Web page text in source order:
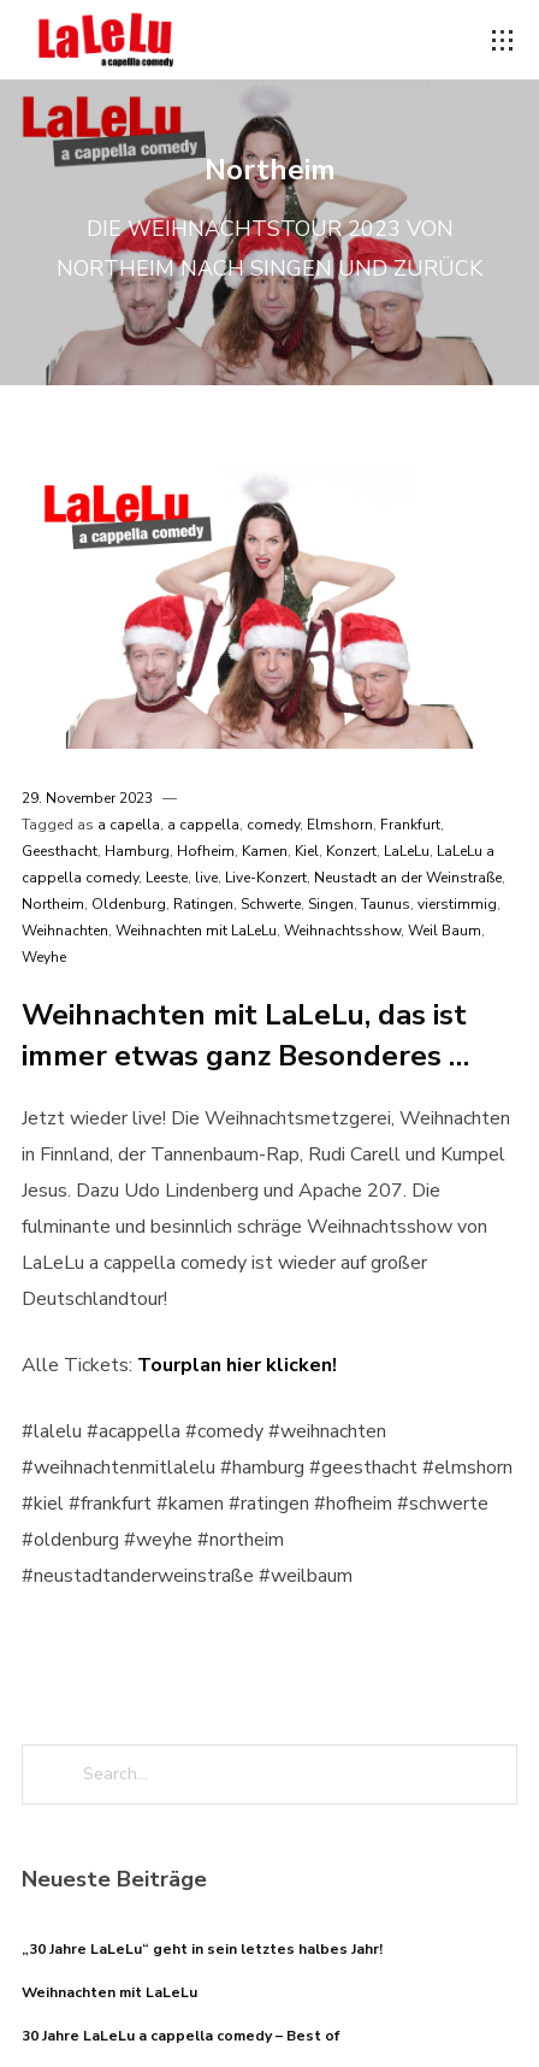
Northeim
DIE WEIHNACHTSTOUR 2023 VON
NORTHEIM NACH SINGEN UND ZURÜCK
29. November 2023
Tagged as a capella, a cappella, comedy, Elmshorn, Frankfurt,
Geesthacht, Hamburg, Hofheim, Kamen, Kiel, Konzert, LaLeLu, LaLeLu a
cappella comedy, Leeste, live, Live-Konzert, Neustadt an der Weinstraße,
Northeim, Oldenburg, Ratingen, Schwerte, Singen, Taunus, vierstimmig,
Weihnachten, Weihnachten mit LaLeLu, Weihnachtsshow, Weil Baum,
Weyhe
Weihnachten mit LaLeLu, das ist
immer etwas ganz Besonderes …
Jetzt wieder live! Die Weihnachtsmetzgerei, Weihnachten
in Finnland, der Tannenbaum-Rap, Rudi Carell und Kumpel
Jesus. Dazu Udo Lindenberg und Apache 207. Die
fulminante und besinnlich schräge Weihnachtsshow von
LaLeLu a cappella comedy ist wieder auf großer
Deutschlandtour!
Alle Tickets: Tourplan hier klicken!
#lalelu #acappella #comedy #weihnachten
#weihnachtenmitlalelu #hamburg #geesthacht #elmshorn
#kiel #frankfurt #kamen #ratingen #hofheim #schwerte
#oldenburg #weyhe #northeim
#neustadtanderweinstraße #weilbaum
Neueste Beiträge
„30 Jahre LaLeLu“ geht in sein letztes halbes Jahr!
Weihnachten mit LaLeLu
30 Jahre LaLeLu a cappella comedy – Best of